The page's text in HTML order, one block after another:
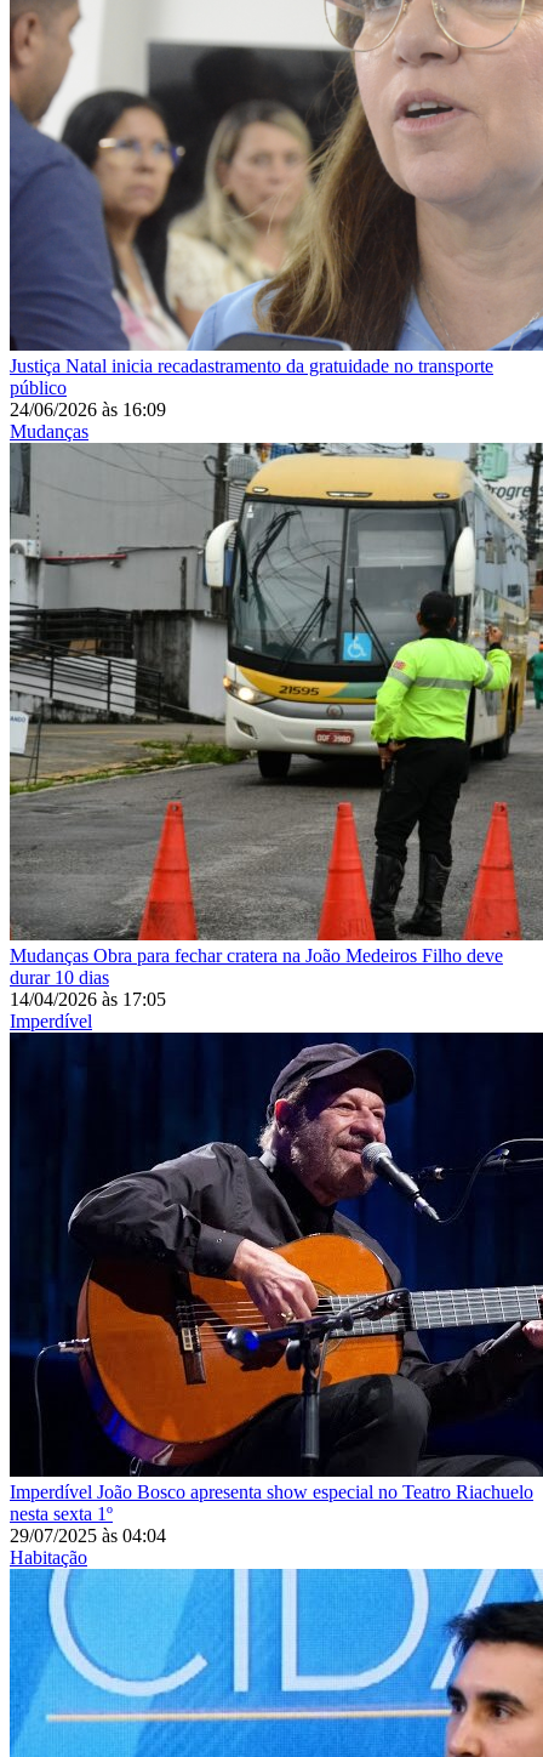
Justiça Natal inicia recadastramento da gratuidade no transporte
público
24/06/2026 às 16:09
Mudanças
Mudanças Obra para fechar cratera na João Medeiros Filho deve
durar 10 dias
14/04/2026 às 17:05
Imperdível
Imperdível João Bosco apresenta show especial no Teatro Riachuelo
nesta sexta 1º
29/07/2025 às 04:04
Habitação